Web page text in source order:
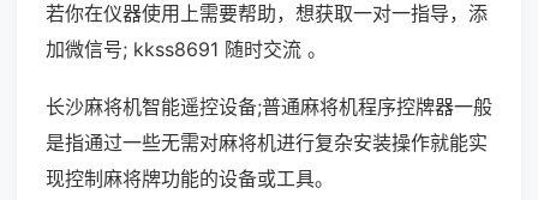
若你在仪器使用上需要帮助，想获取一对一指导，添
加微信号; kkss8691 随时交流 。
长沙麻将机智能遥控设备;普通麻将机程序控牌器一般
是指通过一些无需对麻将机进行复杂安装操作就能实
现控制麻将牌功能的设备或工具。